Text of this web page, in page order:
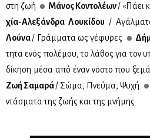
στη ζωή
Μά­νος Κο­ντο­λέ­ων/ «Πά­ει
χία-Αλε­ξάν­δρα Λου­κί­δου /
Λού­να/ Γράμ­μα­τα ως γέ­φυ­ρες
τη­τα ενός πο­λέ­μου, το λά­θος για τον
δί­κη­ση μέ­σα από έναν νό­στο που
Ζωή Σα­μα­ρά/ Σώ­μα, Πνεύ­μα, Ψυ­χή
ντά­σμα­τα της ζω­ής και της μνή­μης